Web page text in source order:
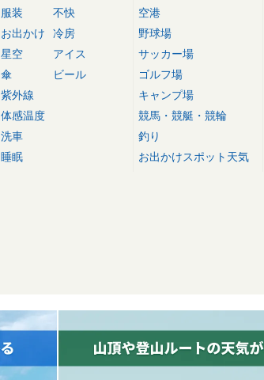
服装
お出かけ
星空
傘
紫外線
体感温度
洗車
睡眠
不快
冷房
アイス
ビール
空港
野球場
サッカー場
ゴルフ場
キャンプ場
競馬・競艇・競輪
釣り
お出かけスポット天気